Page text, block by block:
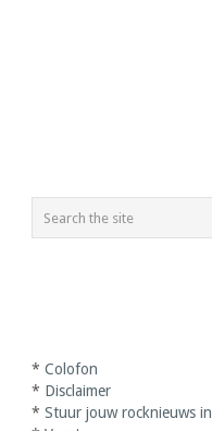
*Colofon
* Disclaimer
*Stuur jouw rocknieuws in